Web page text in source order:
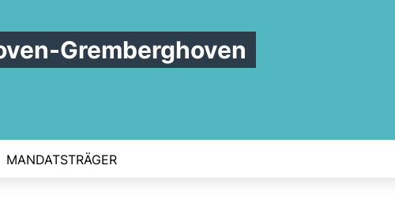
Gremberghoven
MANDATSTRÄGER